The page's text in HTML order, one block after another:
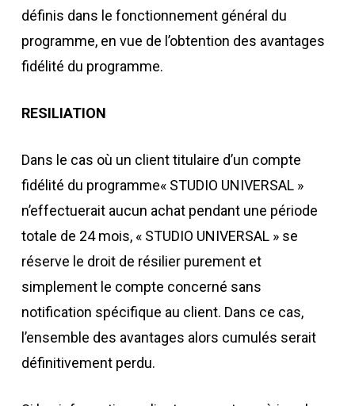
définis dans le fonctionnement général du
programme, en vue de l’obtention des avantages
fidélité du programme.
RESILIATION
Dans le cas où un client titulaire d’un compte
fidélité du programme« STUDIO UNIVERSAL »
n’effectuerait aucun achat pendant une période
totale de 24 mois, « STUDIO UNIVERSAL » se
réserve le droit de résilier purement et
simplement le compte concerné sans
notification spécifique au client. Dans ce cas,
l’ensemble des avantages alors cumulés serait
définitivement perdu.